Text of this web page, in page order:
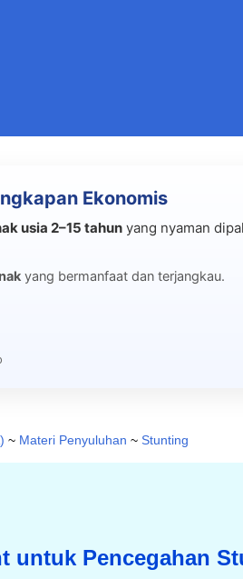
Ekonomis
usia 2–15 tahun yang nyaman
yang bermanfaat dan terjangkau.
~ Materi Penyuluhan ~ Stunting
untuk Pencegahan